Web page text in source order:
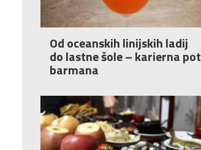
Od oceanskih linijskih ladij
do lastne šole – karierna pot
barmana